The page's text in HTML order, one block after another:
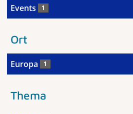
Events 1
Ort
Europa 1
Thema